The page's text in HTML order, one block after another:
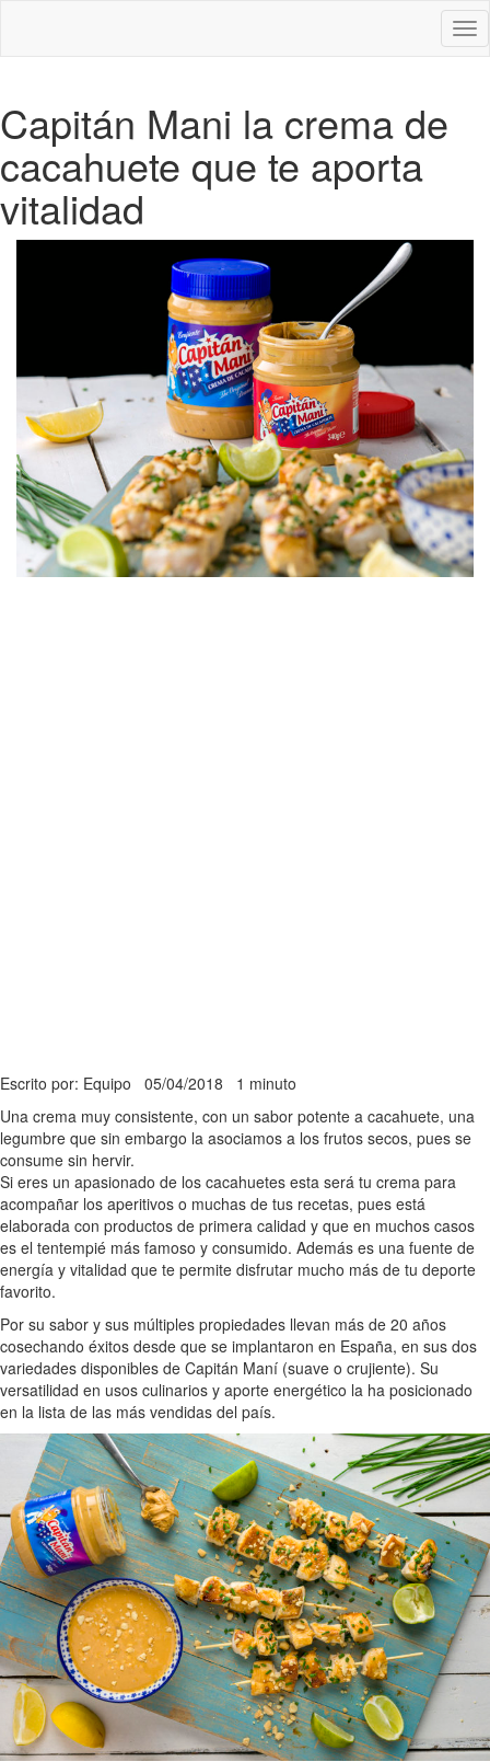
Capitán Mani la crema de
cacahuete que te aporta
vitalidad
Escrito por: Equipo 05/04/2018 1 minuto
Una crema muy consistente, con un sabor potente a cacahuete, una
legumbre que sin embargo la asociamos a los frutos secos, pues se
consume sin hervir.
Si eres un apasionado de los cacahuetes esta será tu crema para
acompañar los aperitivos o muchas de tus recetas, pues está
elaborada con productos de primera calidad y que en muchos casos
es el tentempié más famoso y consumido. Además es una fuente de
energía y vitalidad que te permite disfrutar mucho más de tu deporte
favorito.
Por su sabor y sus múltiples propiedades llevan más de 20 años
cosechando éxitos desde que se implantaron en España, en sus dos
variedades disponibles de Capitán Maní (suave o crujiente). Su
versatilidad en usos culinarios y aporte energético la ha posicionado
en la lista de las más vendidas del país.